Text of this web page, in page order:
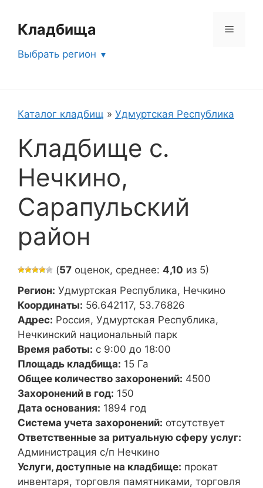
содержимому
Кладбища Меню
Выбрать регион
Каталог кладбищ » Удмуртская Республика
Кладбище с.
Нечкино,
Сарапульский
район
(57 оценок, среднее: 4,10 из 5)
Регион: Удмуртская Республика, Нечкино
Координаты: 56.642117, 53.76826
Адрес: Россия, Удмуртская Республика,
Нечкинский национальный парк
Время работы: с 9:00 до 18:00
Площадь кладбища: 15 Га
Общее количество захоронений: 4500
Захоронений в год: 150
Дата основания: 1894 год
Система учета захоронений: отсутствует
Ответственные за ритуальную сферу услуг:
Администрация с/п Нечкино
Услуги, доступные на кладбище: прокат
инвентаря, торговля памятниками, торговля